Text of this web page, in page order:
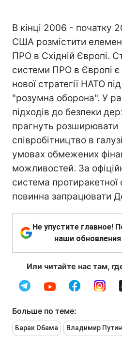
В кінці 2006 - початку
США розмістити
ПРО в Східній Європі.
системи ПРО в Європі
нової стратегії НАТО
"розумна оборона". У
підходів до безпеки
прагнуть розширювати
співробітництво в
умовах обмежених
можливостей. За
система протиракетної
повинна запрацювати
Не упустите главное!
наши
Или читайте нас там,
Больше по теме:
Барак Обама Владимир Путин